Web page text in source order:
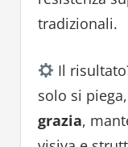
tradizionali.
Il
solo si
grazia,